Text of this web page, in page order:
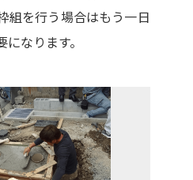
組を行う場合はもう一日
なります。